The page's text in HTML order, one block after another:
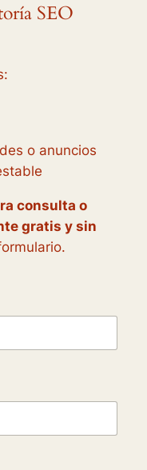
SEO
o anuncios
consulta o
gratis y sin